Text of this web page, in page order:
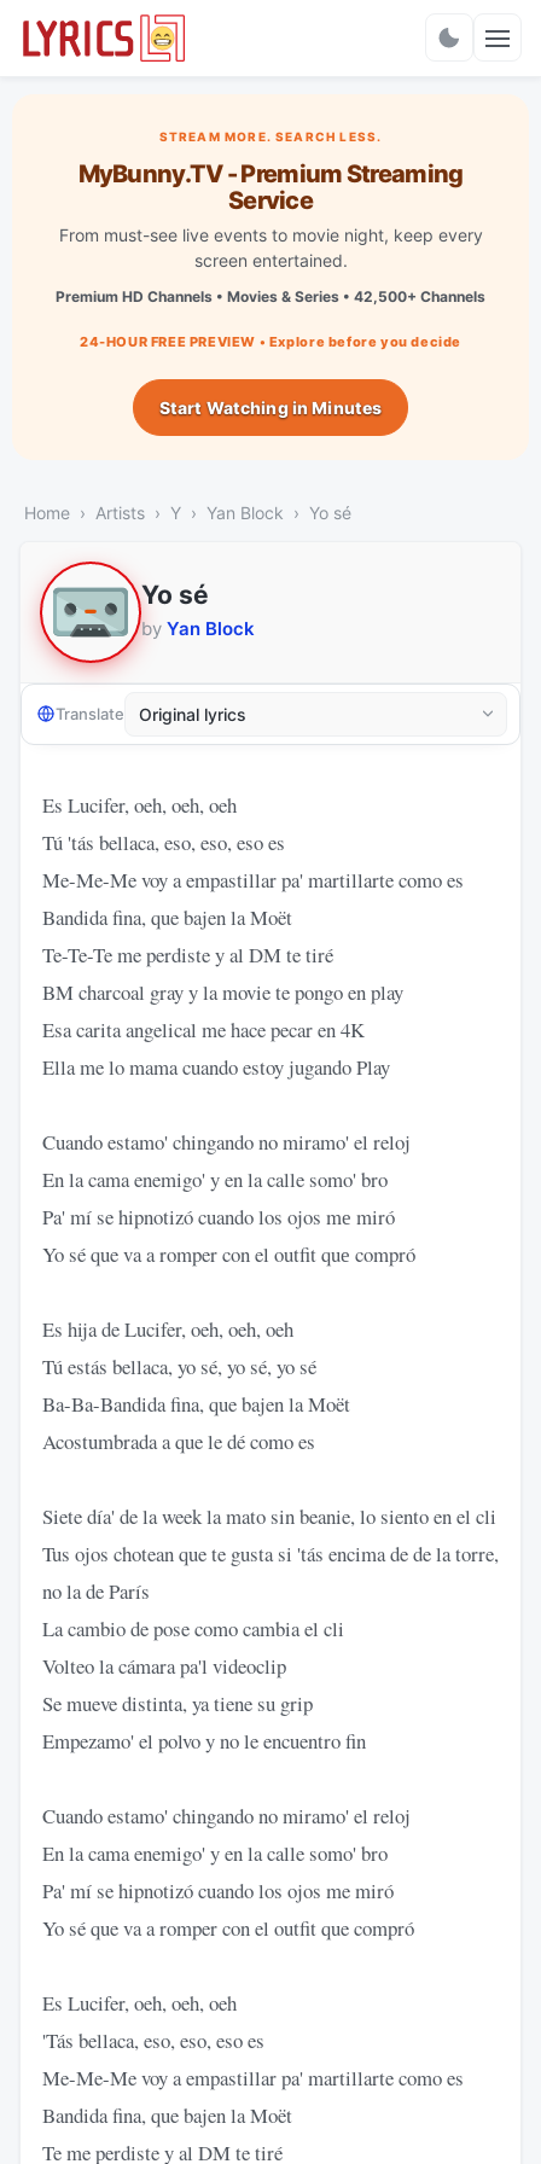
STREAM MORE. SEARCH LESS.
MyBunny.TV - Premium Streaming
Service
From must-see live events to movie night, keep every
screen entertained.
Premium HD Channels • Movies & Series • 42,500+ Channels
24-HOUR FREE PREVIEW • Explore before you decide
Start Watching in Minutes
Home Artists Y Yan Block Yo sé
Yo sé
by Yan Block
Translate
Es Lucifer, oeh, oeh, oeh
Tú 'tás bellaca, eso, eso, eso es
Me-Me-Me voy a empastillar pa' martillarte como es
Bandida fina, que bajen la Moët
Te-Te-Te me perdiste y al DM te tiré
BM charcoal gray y la movie te pongo en play
Esa carita angelical me hace pecar en 4K
Ella me lo mama cuando estoy jugando Play
Cuando estamo' chingando no miramo' el reloj
En la cama enemigo' y en la calle somo' bro
Pa' mí se hipnotizó cuando los ojos mе miró
Yo sé que va a romper con el outfit quе compró
Es hija de Lucifer, oeh, oeh, oeh
Tú estás bellaca, yo sé, yo sé, yo sé
Ba-Ba-Bandida fina, que bajen la Moët
Acostumbrada a que le dé como es
Siete día' de la week la mato sin beanie, lo siento en el cli
Tus ojos chotean que te gusta si 'tás encima de de la torre,
no la de París
La cambio de pose como cambia el cli
Volteo la cámara pa'l videoclip
Se mueve distinta, ya tiene su grip
Empezamo' el polvo y no le encuentro fin
Cuando estamo' chingando no miramo' el reloj
En la cama enemigo' y en la calle somo' bro
Pa' mí se hipnotizó cuando los ojos me miró
Yo sé que va a romper con el outfit que compró
Es Lucifer, oeh, oeh, oeh
'Tás bellaca, eso, eso, eso es
Me-Me-Me voy a empastillar pa' martillarte como es
Bandida fina, que bajen la Moët
Te me perdiste y al DM te tiré